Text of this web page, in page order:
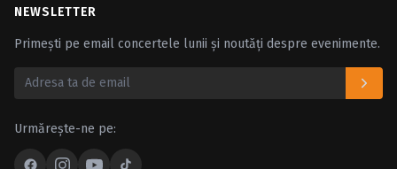
NEWSLETTER
Primești pe email concertele lunii și noutăți despre evenimente.
Urmărește-ne pe: